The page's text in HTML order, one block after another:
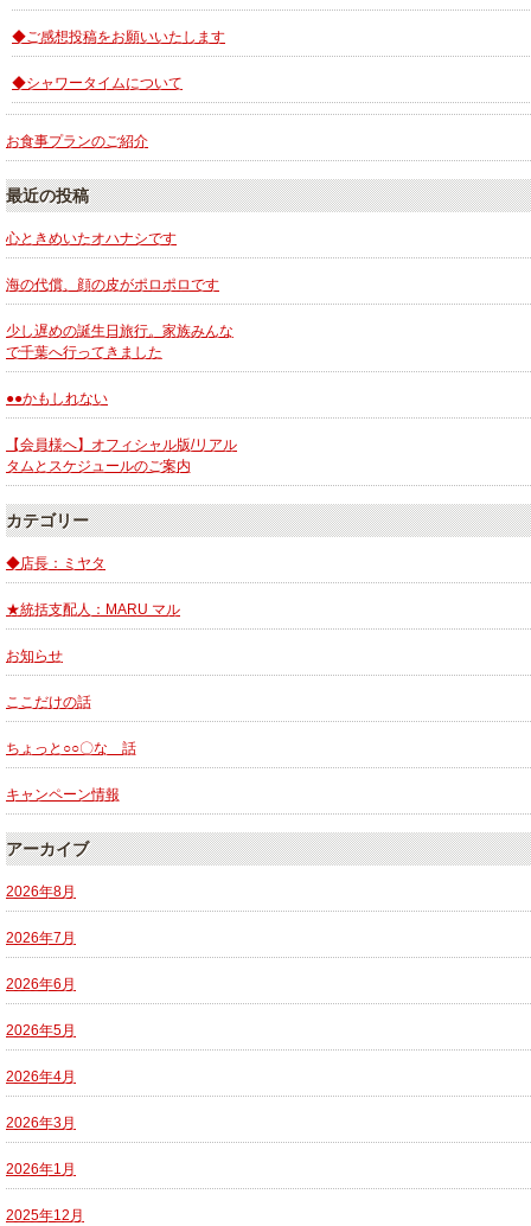
◆ご感想投稿をお願いいたします
◆シャワータイムについて
お食事プランのご紹介
最近の投稿
心ときめいたオハナシです
海の代償、顔の皮がポロポロです
少し遅めの誕生日旅行。家族みんな
で千葉へ行ってきました
●●かもしれない
【会員様へ】オフィシャル版/リアル
タムとスケジュールのご案内
カテゴリー
◆店長：ミヤタ
★統括支配人：MARU マル
お知らせ
ここだけの話
ちょっと○○〇な 話
キャンペーン情報
アーカイブ
2026年8月
2026年7月
2026年6月
2026年5月
2026年4月
2026年3月
2026年1月
2025年12月